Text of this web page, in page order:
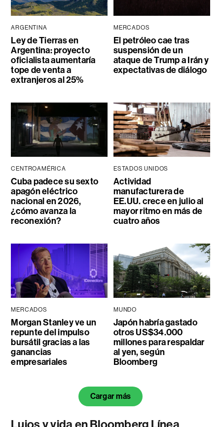
ARGENTINA
Ley de Tierras en
Argentina: proyecto
oficialista aumentaría
tope de venta a
extranjeros al 25%
MERCADOS
El petróleo cae tras
suspensión de un
ataque de Trump a Irán y
expectativas de diálogo
CENTROAMÉRICA
Cuba padece su sexto
apagón eléctrico
nacional en 2026,
¿cómo avanza la
reconexión?
ESTADOS UNIDOS
Actividad
manufacturera de
EE.UU. crece en julio al
mayor ritmo en más de
cuatro años
MERCADOS
Morgan Stanley ve un
repunte del impulso
bursátil gracias a las
ganancias
empresariales
MUNDO
Japón habría gastado
otros US$34.000
millones para respaldar
al yen, según
Bloomberg
Cargar más